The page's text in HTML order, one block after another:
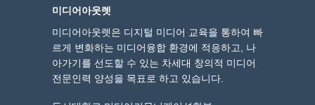
미디어아웃렛
미디어아웃렛은 디지털 미디어 교육을 통하여 빠
르게 변화하는 미디어융합 환경에 적응하고, 나
아가기를 선도할 수 있는 차세대 창의적 미디어
전문인력 양성을 목표로 하고 있습니다.